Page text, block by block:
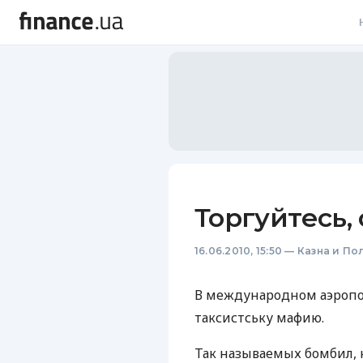
Торгуйтесь,
16.06.2010, 15:50 — Казна и
В международном
таксистську мафию.
Так называемых